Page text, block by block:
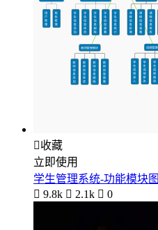
收藏
立即使用
学生管理系统-功能模块图
 9.8k  2.1k  0